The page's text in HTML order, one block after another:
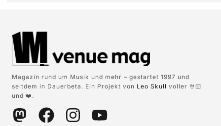
Magazin rund um Musik und mehr – gestartet 1997 und
seitdem in Dauerbeta. Ein Projekt von Leo Skull voller 🤘🏻
und ❤️.